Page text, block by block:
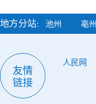
地方分站: 池州 亳州
友情
链接
人民网